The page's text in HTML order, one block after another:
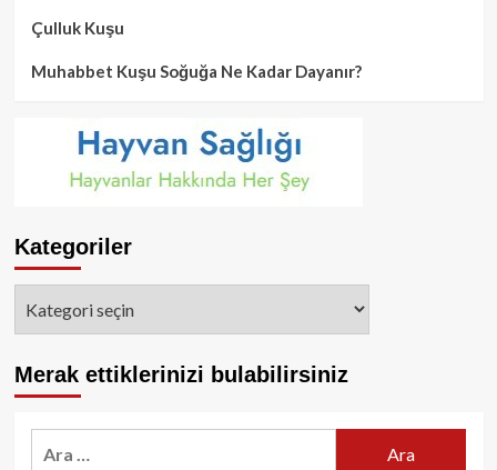
Çulluk Kuşu
Muhabbet Kuşu Soğuğa Ne Kadar Dayanır?
Kategoriler
Merak ettiklerinizi bulabilirsiniz